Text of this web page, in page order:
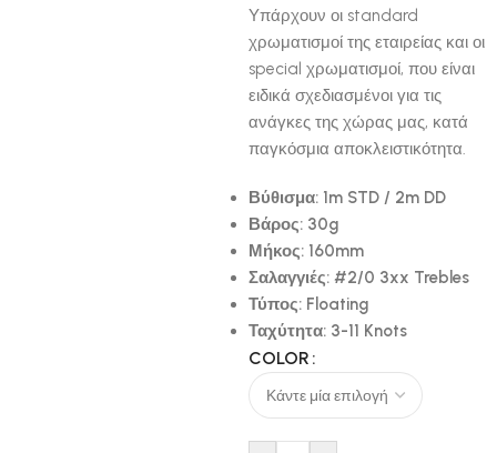
Υπάρχουν οι standard
χρωματισμοί της εταιρείας και οι
special χρωματισμοί, που είναι
ειδικά σχεδιασμένοι για τις
ανάγκες της χώρας μας, κατά
παγκόσμια αποκλειστικότητα.
Βύθισμα: 1m STD / 2m DD
Βάρος: 30g
Μήκος: 160mm
Σαλαγγιές: #2/0 3xx Trebles
Τύπος: Floating
Ταχύτητα: 3-11 Knots
COLOR